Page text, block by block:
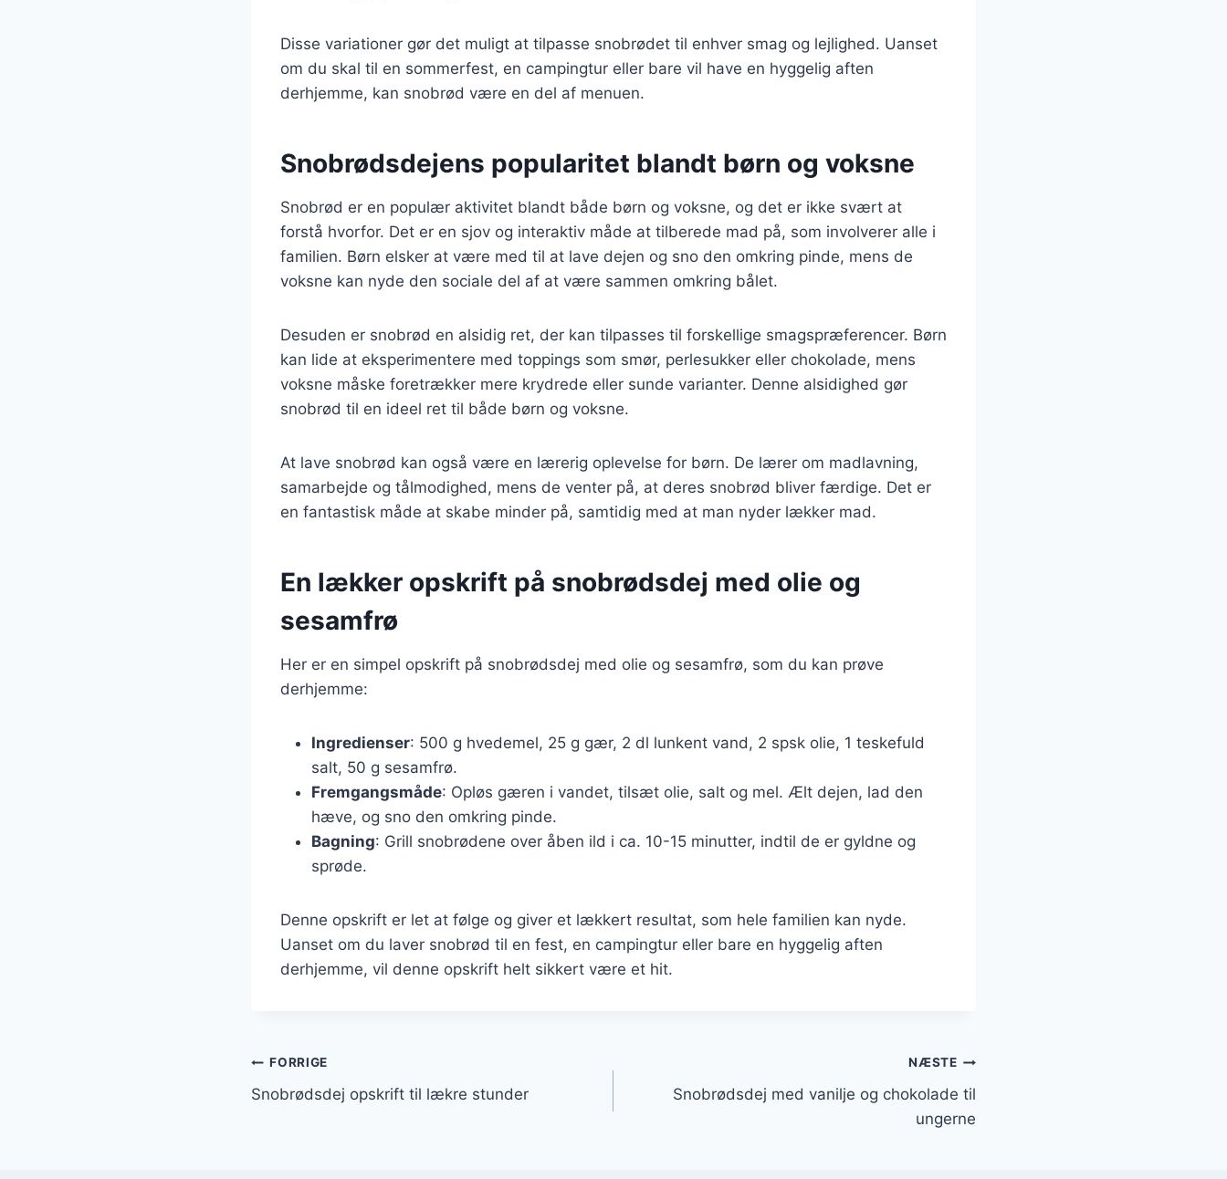
Disse variationer gør det muligt at tilpasse snobrødet til enhver smag og lejlighed. Uanset
om du skal til en sommerfest, en campingtur eller bare vil have en hyggelig aften
derhjemme, kan snobrød være en del af menuen.
Snobrødsdejens popularitet blandt børn og voksne
Snobrød er en populær aktivitet blandt både børn og voksne, og det er ikke svært at
forstå hvorfor. Det er en sjov og interaktiv måde at tilberede mad på, som involverer alle i
familien. Børn elsker at være med til at lave dejen og sno den omkring pinde, mens de
voksne kan nyde den sociale del af at være sammen omkring bålet.
Desuden er snobrød en alsidig ret, der kan tilpasses til forskellige smagspræferencer. Børn
kan lide at eksperimentere med toppings som smør, perlesukker eller chokolade, mens
voksne måske foretrækker mere krydrede eller sunde varianter. Denne alsidighed gør
snobrød til en ideel ret til både børn og voksne.
At lave snobrød kan også være en lærerig oplevelse for børn. De lærer om madlavning,
samarbejde og tålmodighed, mens de venter på, at deres snobrød bliver færdige. Det er
en fantastisk måde at skabe minder på, samtidig med at man nyder lækker mad.
En lækker opskrift på snobrødsdej med olie og
sesamfrø
Her er en simpel opskrift på snobrødsdej med olie og sesamfrø, som du kan prøve
derhjemme:
Ingredienser: 500 g hvedemel, 25 g gær, 2 dl lunkent vand, 2 spsk olie, 1 teskefuld
salt, 50 g sesamfrø.
Fremgangsmåde: Opløs gæren i vandet, tilsæt olie, salt og mel. Ælt dejen, lad den
hæve, og sno den omkring pinde.
Bagning: Grill snobrødene over åben ild i ca. 10-15 minutter, indtil de er gyldne og
sprøde.
Denne opskrift er let at følge og giver et lækkert resultat, som hele familien kan nyde.
Uanset om du laver snobrød til en fest, en campingtur eller bare en hyggelig aften
derhjemme, vil denne opskrift helt sikkert være et hit.
Indlægsnavigation
FORRIGE
Snobrødsdej opskrift til lækre stunder
NÆSTE
Snobrødsdej med vanilje og chokolade til
ungerne